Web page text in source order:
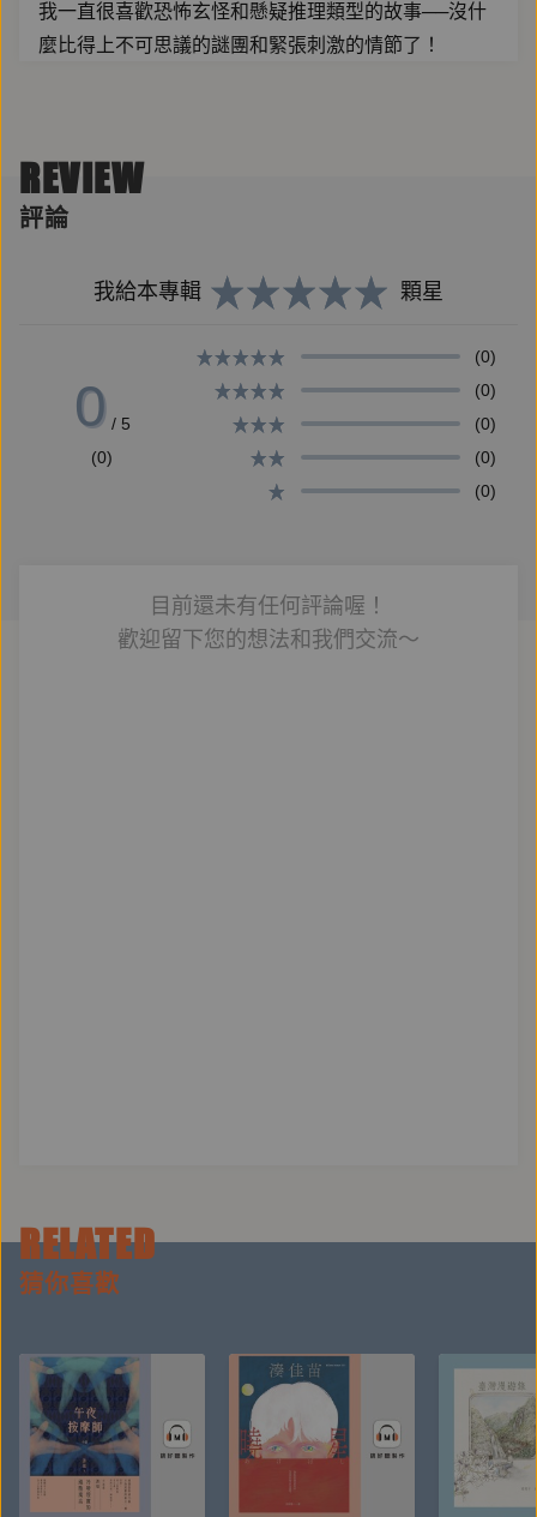
我一直很喜歡恐怖玄怪和懸疑推理類型的故事──沒什
麼比得上不可思議的謎團和緊張刺激的情節了！
儘管寫作的過程充滿了挑戰和困難，卻也充滿樂趣。由
衷希望讀者閱讀時，也能覺得有趣。
好奇和想像力，永遠不要以貌取人，永遠不要停止關懷
更重要的是，要付諸實際的行動。
而我也由衷相信，每個人都有讓世界變得更好、更溫暖
的能力。
★偵探迷必讀！一翻頁就停不下來
★最佳素養讀物！ 推理過程中培養觀察力、整合資訊
＝朗讀者簡介＝
映彤
樂時光。
REVIEW
評論
我給本專輯 顆星
0 / 5
(0)
(0)
(0)
(0)
(0)
(0)
目前還未有任何評論喔！
歡迎留下您的想法和我們交流～
RELATED
猜你喜歡